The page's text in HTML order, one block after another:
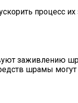
процесс
заживлению
шрамы